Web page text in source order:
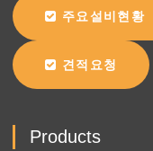
주요설비현황
견적요청
Products